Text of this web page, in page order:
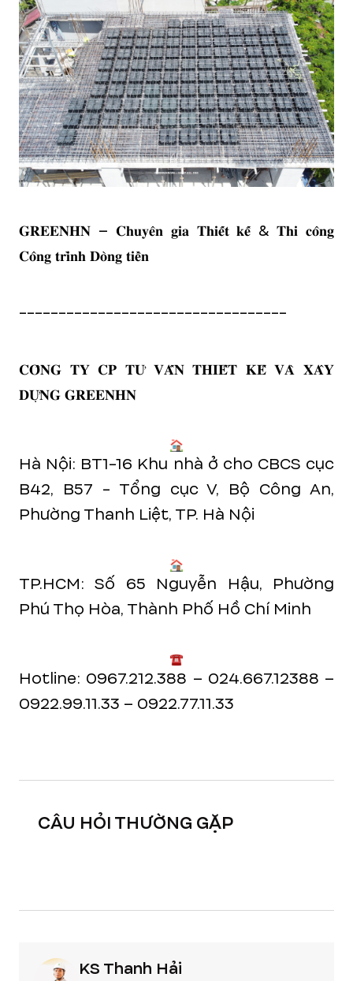
𝐆𝐑𝐄𝐄𝐍𝐇𝐍 – 𝐂𝐡𝐮𝐲𝐞̂𝐧 𝐠𝐢𝐚 𝐓𝐡𝐢𝐞̂́𝐭 𝐤𝐞̂́ & 𝐓𝐡𝐢 𝐜𝐨̂𝐧𝐠
𝐂𝐨̂𝐧𝐠 𝐭𝐫𝐢̀𝐧𝐡 𝐃𝐨̀𝐧𝐠 𝐭𝐢𝐞̂̀𝐧
----------------------------------
𝐂𝐎̂𝐍𝐆 𝐓𝐘 𝐂𝐏 𝐓𝐔̛ 𝐕𝐀̂́𝐍 𝐓𝐇𝐈𝐄̂́𝐓 𝐊𝐄̂́ 𝐕𝐀̀ 𝐗𝐀̂𝐘
𝐃𝐔̛̣𝐍𝐆 𝐆𝐑𝐄𝐄𝐍𝐇𝐍
Hà Nội: BT1-16 Khu nhà ở cho CBCS cục
B42, B57 - Tổng cục V, Bộ Công An,
Phường Thanh Liệt, TP. Hà Nội
TP.HCM: Số 65 Nguyễn Hậu, Phường
Phú Thọ Hòa, Thành Phố Hồ Chí Minh
Hotline: 0967.212.388 – 024.667.12388 –
0922.99.11.33 – 0922.77.11.33
CÂU HỎI THƯỜNG GẶP
KS Thanh Hải